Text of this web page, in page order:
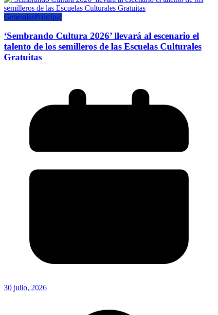
GeneralesPrincipal
‘Sembrando Cultura 2026’ llevará al escenario el
talento de los semilleros de las Escuelas Culturales
Gratuitas
30 julio, 2026